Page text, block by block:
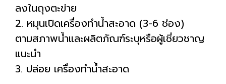
ลงในถุงตะข่าย
2. หมุนเปิดเครื่องทำน้ำสะอาด (3-6 ช่อง)
ตามสภาพน้ำและผลิตภัณฑ์ระบุหรือผู้เชี่ยวชาญ
แนะนำ
3. ปล่อย เครื่องทำน้ำสะอาด